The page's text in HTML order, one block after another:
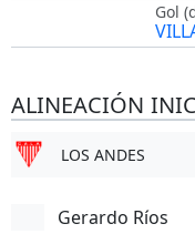
Gol
ALINEACIÓN
LOS ANDES
Gerardo Ríos